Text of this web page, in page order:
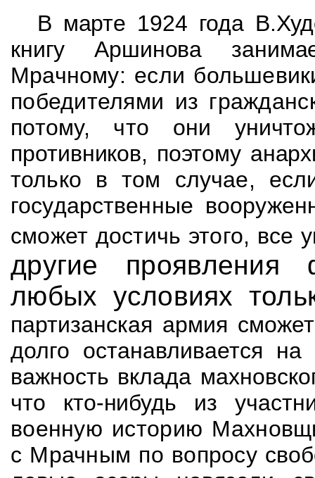
В марте 1924 года
книгу Аршинова
Мрачному: если
победителями из
потому, что они
противников, поэтому
только в том случае,
государственные
сможет достичь этого, все
другие проявления
любых условиях
партизанская армия
долго останавливается
важность вклада
что кто-нибудь из
военную историю
с Мрачным по вопросу